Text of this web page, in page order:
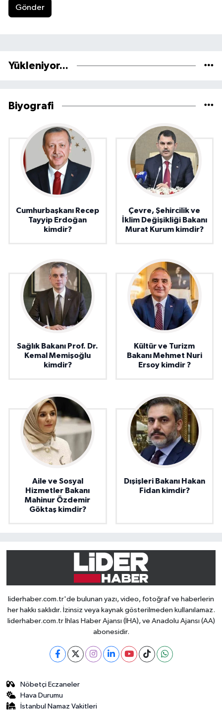
Gönder
Yükleniyor...
Biyografi
Cumhurbaşkanı Recep
Tayyip Erdoğan
kimdir?
Çevre, Şehircilik ve
İklim Değişikliği Bakanı
Murat Kurum kimdir?
Sağlık Bakanı Prof. Dr.
Kemal Memişoğlu
kimdir?
Kültür ve Turizm
Bakanı Mehmet Nuri
Ersoy kimdir ?
Aile ve Sosyal
Hizmetler Bakanı
Mahinur Özdemir
Göktaş kimdir?
Dışişleri Bakanı Hakan
Fidan kimdir?
liderhaber.com.tr'de bulunan yazı, video, fotoğraf ve haberlerin
her hakkı saklıdır. İzinsiz veya kaynak gösterilmeden kullanılamaz.
liderhaber.com.tr İhlas Haber Ajansı (İHA), ve Anadolu Ajansı (AA)
abonesidir.
Nöbetçi Eczaneler
Hava Durumu
İstanbul Namaz Vakitleri